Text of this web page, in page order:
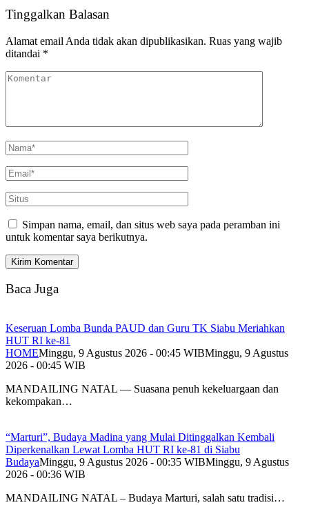
Tinggalkan Balasan
Alamat email Anda tidak akan dipublikasikan. Ruas yang wajib
ditandai *
Simpan nama, email, dan situs web saya pada peramban ini
untuk komentar saya berikutnya.
Baca Juga
Keseruan Lomba Bunda PAUD dan Guru TK Siabu Meriahkan
HUT RI ke-81
HOMEMinggu, 9 Agustus 2026 - 00:45 WIBMinggu, 9 Agustus
2026 - 00:45 WIB
MANDAILING NATAL — Suasana penuh kekeluargaan dan
kekompakan…
“Marturi”, Budaya Madina yang Mulai Ditinggalkan Kembali
Diperkenalkan Lewat Lomba HUT RI ke-81 di Siabu
BudayaMinggu, 9 Agustus 2026 - 00:35 WIBMinggu, 9 Agustus
2026 - 00:36 WIB
MANDAILING NATAL – Budaya Marturi, salah satu tradisi…